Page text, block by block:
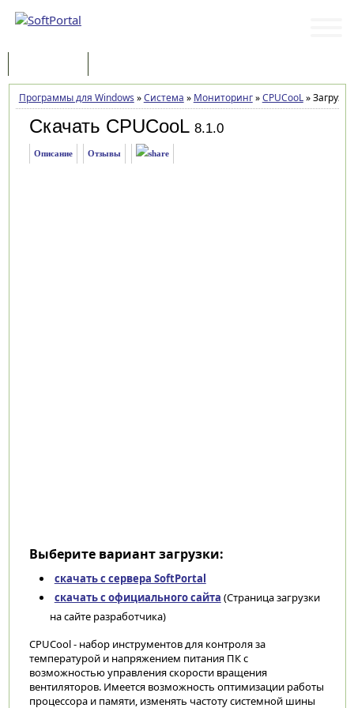
Программы для Windows »Система » Мониторинг»CPUCooL»Загрузка
Скачать CPUCooL 8.1.0
Описание Отзывы
Выберите вариант загрузки:
скачать с сервера SoftPortal
скачать с официального сайта (Страница загрузки
на сайте разработчика)
CPUCool - набор инструментов для контроля за
температурой и напряжением питания ПК с
возможностью управления скорости вращения
вентиляторов. Имеется возможность оптимизации работы
процессора и памяти, изменять частоту системной шины